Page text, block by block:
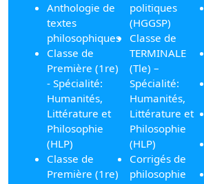
Anthologie de
textes
philosophiques
Classe de
Première (1re)
- Spécialité:
Humanités,
Littérature et
Philosophie
(HLP)
Classe de
Première (1re)
politiques
(HGGSP)
Classe de
TERMINALE
(Tle) –
Spécialité:
Humanités,
Littérature et
Philosophie
(HLP)
Corrigés de
philosophie